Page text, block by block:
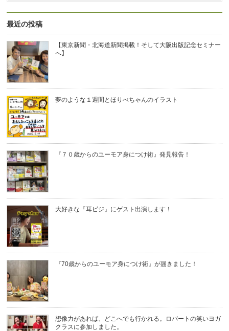
最近の投稿
【東京新聞・北海道新聞掲載！そして大阪出版記念セミナー
へ】
夢のような１週間とほりべちゃんのイラスト
『７０歳からのユーモア身につけ術』発見報告！
大好きな『耳ビジ』にゲスト出演します！
『70歳からのユーモア身につけ術』が届きました！
想像力があれば、どこへでも行かれる。ロバートの笑いヨガ
クラスに参加しました。